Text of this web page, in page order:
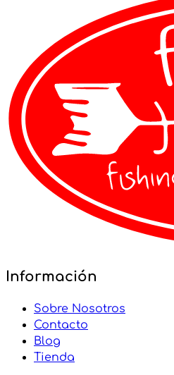
Información
Sobre Nosotros
Contacto
Blog
Tienda